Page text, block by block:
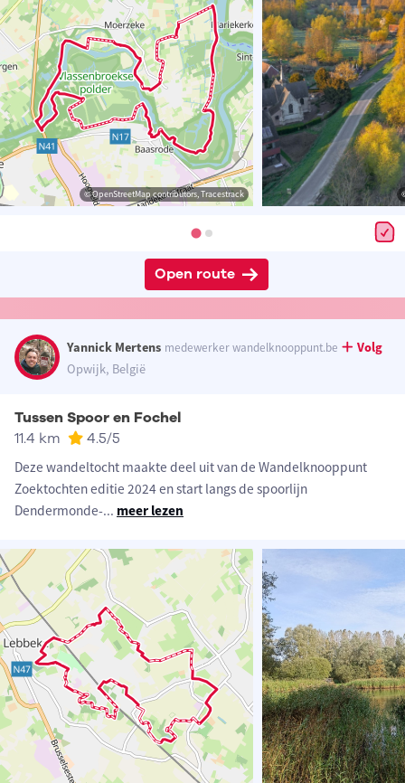
© OpenStreetMap contributors, Tracestrack
Open route
Yannick Mertens medewerker wandelknooppunt.be
Volg
Opwijk, België
Tussen Spoor en Fochel
11.4 km 4.5/5
Deze wandeltocht maakte deel uit van de Wandelknooppunt
Zoektochten editie 2024 en start langs de spoorlijn
Dendermonde-... meer lezen